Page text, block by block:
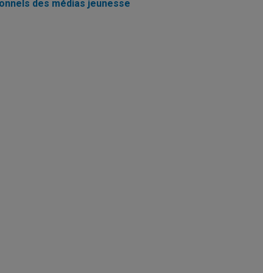
des médias jeunesse